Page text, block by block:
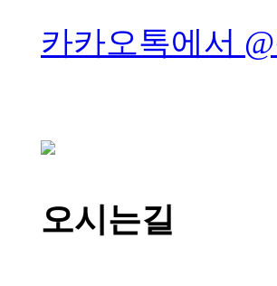
카카오톡에서
오시는길